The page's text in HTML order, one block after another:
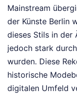
Mainstream
der Künste Berlin
dieses Stils in der
jedoch stark
wurden. Diese
historische
digitalen Umfeld